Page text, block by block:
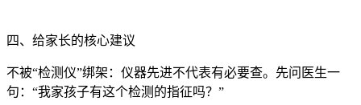
四、给家长的核心建议
不被“检测仪”绑架：仪器先进不代表有必要查。先问医生一
句：“我家孩子有这个检测的指征吗？”